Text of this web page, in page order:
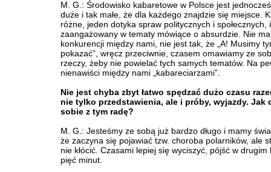
M. G.: Środowisko kabaretowe w Polsce jest
duże i tak małe, że dla każdego znajdzie się miejsce.
różne, jeden dotyka spraw politycznych i społecznych,
zaangażowany w tematy mówiące o absurdzie. Nie
konkurencji między nami, nie jest tak, że „A! Musimy
pokazać”, wręcz przeciwnie, czasem omawiamy ze
rzeczy, żeby nie powielać tych samych tematów. Na
nienawiści między nami „kabareciarzami”.
Nie jest chyba zbyt łatwo spędzać dużo czasu
nie tylko przedstawienia, ale i próby, wyjazdy. Jak
sobie z tym radę?
M. G.: Jesteśmy ze sobą już bardzo długo i mamy
że zaczyna się pojawiać tzw. choroba polarników, ale
nie kłócić. Czasami lepiej się wyciszyć, pójść w drugim
pięć minut.